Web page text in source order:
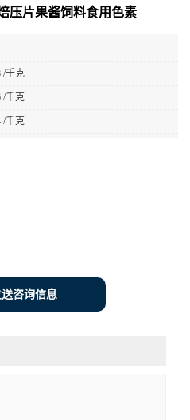
压片果酱饲料食用色素
/千克
/千克
/千克
咨询信息